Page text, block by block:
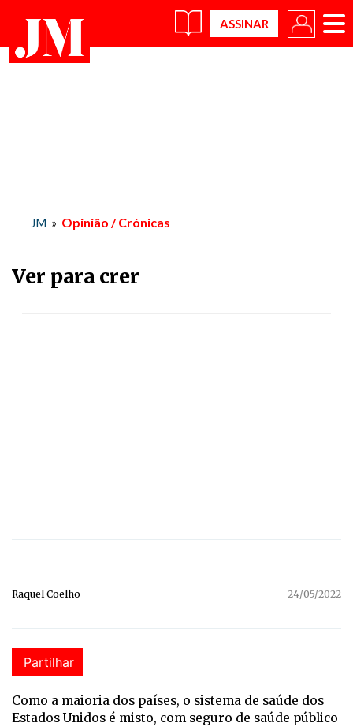
×
JM » Opinião / Crónicas
Ver para crer
Raquel Coelho 24/05/2022
Partilhar
Como a maioria dos países, o sistema de saúde dos
Estados Unidos é misto, com seguro de saúde público